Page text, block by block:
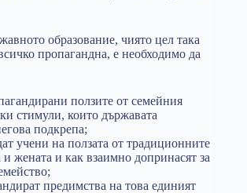
образование, чиято цел така
пропагандна, е необходимо да
ползите от семейния
стимули, които държавата
подкрепа;
учени на ползата от традиционните
жената и как взаимно допринасят за
предимства на това единият